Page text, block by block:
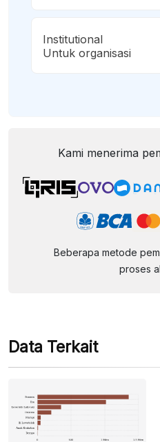
Institutional
Untuk organisasi
Kami menerima
Beberapa metode
proses
Data Terkait